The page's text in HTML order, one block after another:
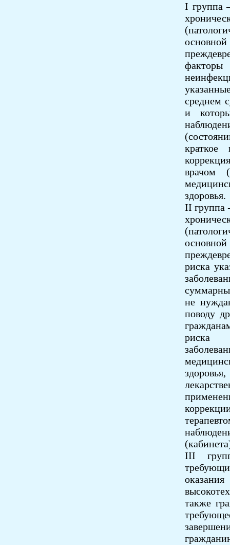
I группа
среднем
и
краткое
врачом
здоровья.
II группа
риска
не
поводу
риска
III
также